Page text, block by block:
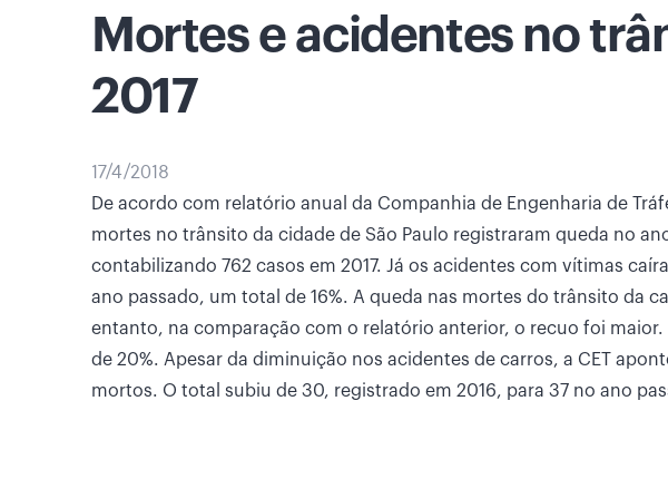
Mortes e acidentes no
2017
17/4/2018
De acordo com relatório anual da Companhia de Engenharia de
mortes no trânsito da cidade de São Paulo registraram queda no
contabilizando 762 casos em 2017. Já os acidentes com vítimas
ano passado, um total de 16%. A queda nas mortes do trânsito da
entanto, na comparação com o relatório anterior, o recuo foi maior.
de 20%. Apesar da diminuição nos acidentes de carros, a CET
mortos. O total subiu de 30, registrado em 2016, para 37 no ano